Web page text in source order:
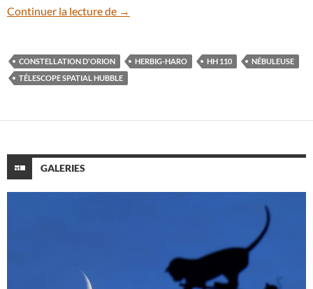
Continuer la lecture de Herbig-Haro 110, un geyser de gaz
→
CONSTELLATION D'ORION HERBIG-HARO HH 110
NÉBULEUSE
TÉLESCOPE SPATIAL HUBBLE
GALERIES